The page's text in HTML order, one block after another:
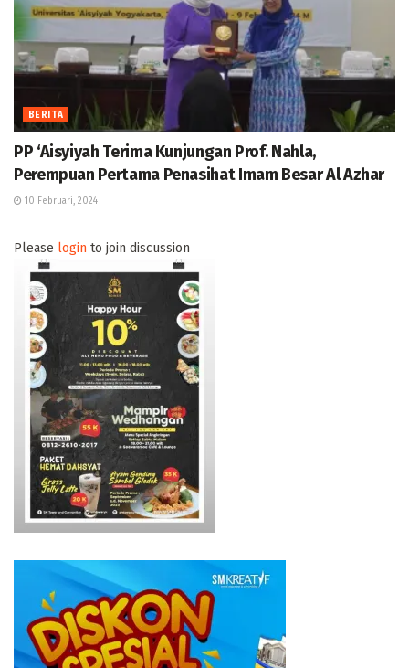
BERITA
PP ‘Aisyiyah Terima Kunjungan Prof. Nahla,
Perempuan Pertama Penasihat Imam Besar Al Azhar
10 Februari, 2024
Please login to join discussion